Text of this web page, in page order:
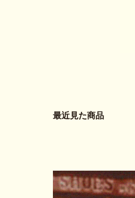
最近見た商品